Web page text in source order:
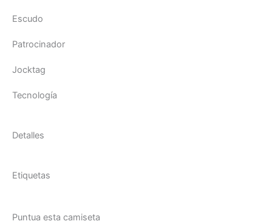
Escudo
Patrocinador
Jocktag
Tecnología
Detalles
Etiquetas
Puntua esta camiseta